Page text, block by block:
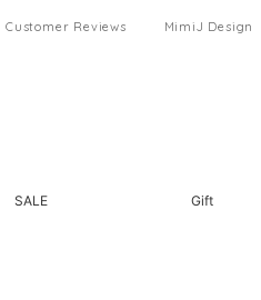
Customer Reviews MimiJ Design
SALE Gift